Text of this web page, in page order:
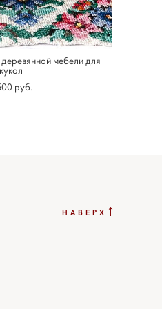
мебели для
кукол
pуб.
НАВЕРХ ↑